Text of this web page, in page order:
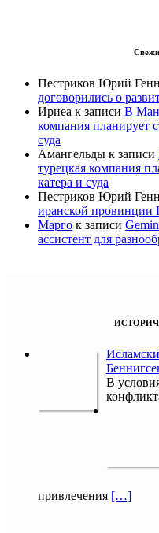
Пестриков Юрий
договорились о
Ириеа к записи В
компания планирует
суда
Амангельды к записи
турецкая компания
катера и суда
Пестриков Юрий
иранской провинции
Марго к записи
ассистент для
В
привлечения […]